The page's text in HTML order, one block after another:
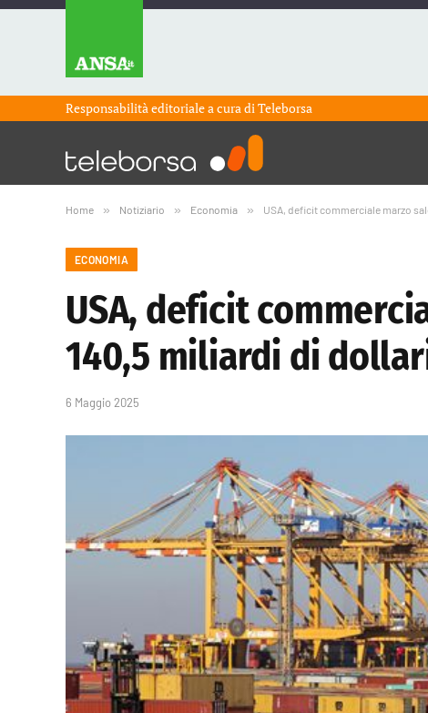
Responsabilità editoriale a cura diTeleborsa
Home » Notiziario » Economia » USA, deficit commerciale marzo
ECONOMIA
USA, deficit
140,5 miliardi di
6 Maggio 2025